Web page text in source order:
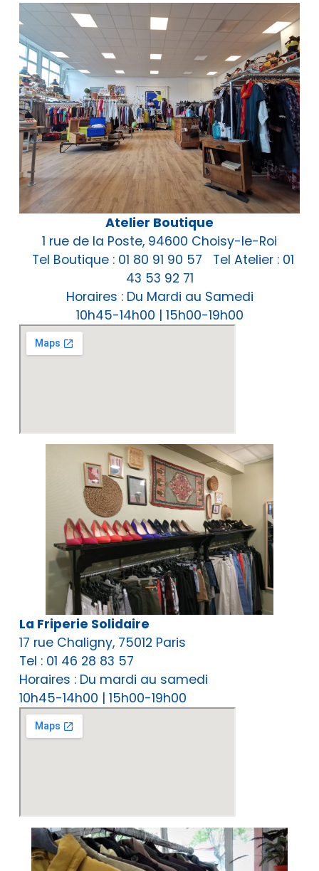
Atelier Boutique
1 rue de la Poste, 94600 Choisy-le-Roi
Tel Boutique : 01 80 91 90 57 Tel Atelier : 01
43 53 92 71
Horaires : Du Mardi au Samedi
10h45-14h00 | 15h00-19h00
La Friperie Solidaire
17 rue Chaligny, 75012 Paris
Tel : 01 46 28 83 57
Horaires : Du mardi au samedi
10h45-14h00 | 15h00-19h00